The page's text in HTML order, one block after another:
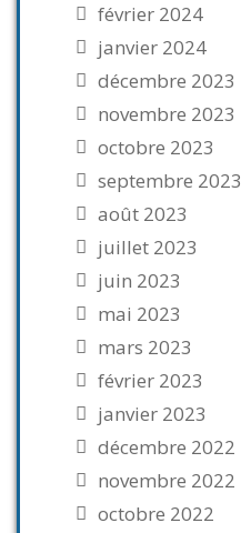
février 2024
janvier 2024
décembre 2023
novembre 2023
octobre 2023
septembre 2023
août 2023
juillet 2023
juin 2023
mai 2023
mars 2023
février 2023
janvier 2023
décembre 2022
novembre 2022
octobre 2022